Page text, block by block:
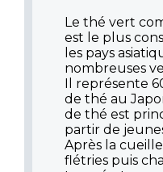
Le thé vert
est le plus
les pays
nombreuses
Il représente
de thé au
de thé est
partir de
Après la
flétries puis